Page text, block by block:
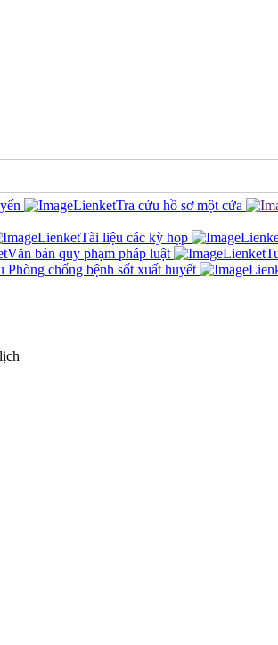
Tra cứu hồ sơ một cửa
Tài liệu các kỳ họp
Văn bản quy phạm pháp luật
Phòng chống bệnh sốt xuất huyết